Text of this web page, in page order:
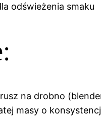
odświeżenia smaku
na drobno
masy o